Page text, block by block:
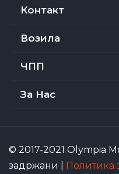
Контакт
Возила
ЧПП
За Нас
© 2017-2021 Olympia
задржани | Политика